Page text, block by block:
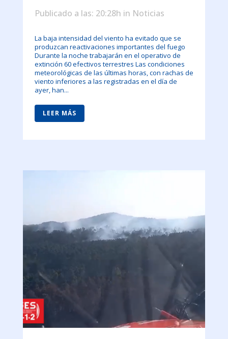
Publicado a las: 20:28h in Noticias
La baja intensidad del viento ha evitado que se
produzcan reactivaciones importantes del fuego
Durante la noche trabajarán en el operativo de
extinción 60 efectivos terrestres Las condiciones
meteorológicas de las últimas horas, con rachas de
viento inferiores a las registradas en el día de
ayer, han...
LEER MÁS